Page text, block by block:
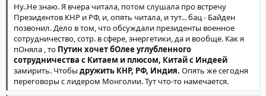
Ну..Не знаю. Я вчера читала, потом слушала про встречу
Президентов КНР и РФ, и, опять читала, и тут... бац - Байден
позвонил. Дело в том, что обсуждали президенты военное
сотрудничество, сотр. в сфере, энергетики, да и вообще. Как я
пОняла , то Путин хочет бОлее углубленного
сотрудничества с Китаем и плюсом, Китай с Индеей
замирить. Чтобы дружить КНР, РФ, Индия. Опять же сегодня
переговоры с лидером Монголии. Тут что-то намечается.